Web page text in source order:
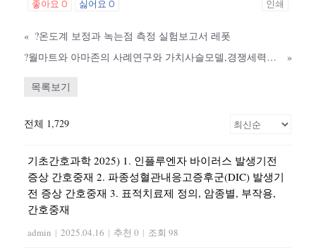
좋아요0 싫어요0 인쇄
« ?온도계 보정과 녹는점 측정 실험보고서 레폿
?월마트와 아마존의 사례연구와 가치사슬모델,경쟁세력모델,성공에 기여한 요인 및 비즈니스 모델 비교분석 Down
»
목록보기
전체 1,729
기초간호과학 2025) 1. 인플루엔자 바이러스 발생기전
증상 간호중재 2. 파종성혈관내응고증후군(DIC) 발생기
전 증상 간호중재 3. 표적치료제 정의, 암종별, 부작용,
간호중재
admin | 2025.04.16 | 추천 0 | 조회 98